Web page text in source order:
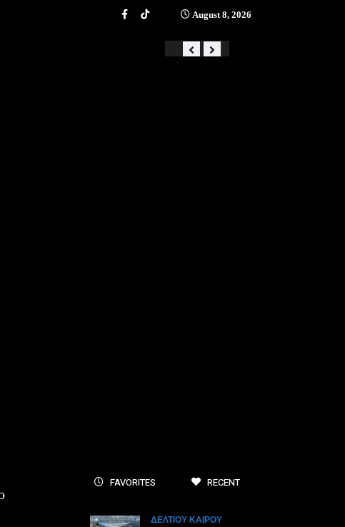
August 8, 2026
FAVORITES RECENT
ΔΕΛΤΙΟΥ ΚΑΙΡΟΥ